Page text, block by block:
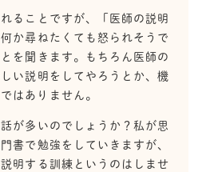
ることですが、「医師の説明
か尋ねたくても怒られそうで
を聞きます。もちろん医師の
い説明をしてやろうとか、機
はありません。
が多いのでしょうか？私が思
書で勉強をしていきますが、
明する訓練というのはしませ